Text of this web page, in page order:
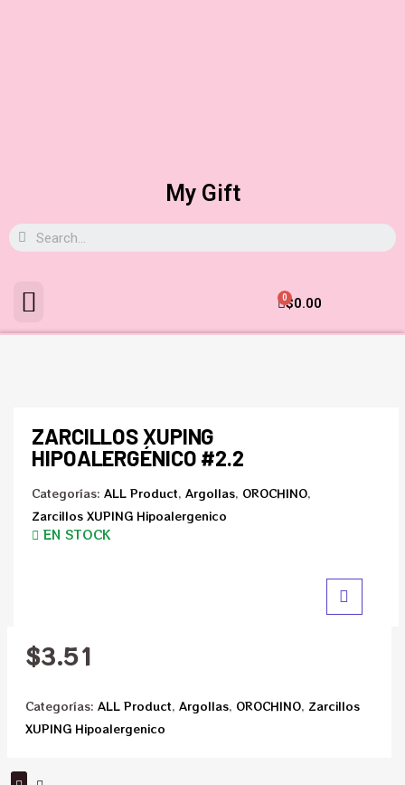
My Gift
$0.00
0
ZARCILLOS XUPING
HIPOALERGÉNICO #2.2
Categorías: ALL Product, Argollas, OROCHINO,
Zarcillos XUPING Hipoalergenico
EN STOCK
$3.51
Categorías: ALL Product, Argollas, OROCHINO, Zarcillos
XUPING Hipoalergenico